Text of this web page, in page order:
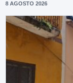
8 AGOSTO 2026